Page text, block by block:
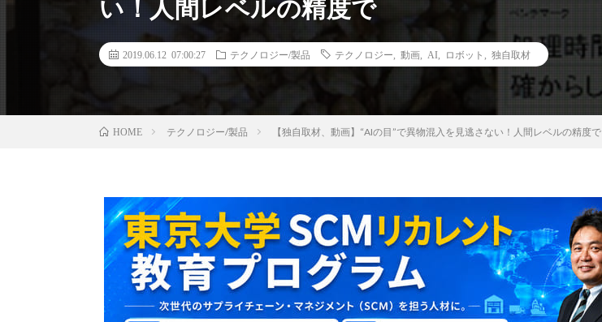
い！人間レベルの精度で
2019.06.12 07:00:27 テクノロジー/製品 テクノロジー 動画 AI ロボット 独自取材
HOME テクノロジー/製品 【独自取材、動画】“AIの目”で異物混入を見逃さない！人間レベルの精度で